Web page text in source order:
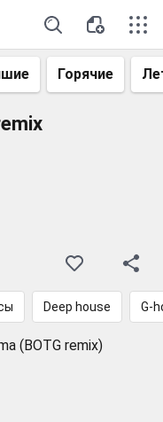
Горячие
Deep house G-
(BOTG remix)